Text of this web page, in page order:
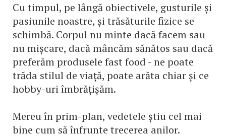
Cu timpul, pe lângă obiectivele, gusturile și
pasiunile noastre, și trăsăturile fizice se
schimbă. Corpul nu minte dacă facem sau
nu mișcare, dacă mâncăm sănătos sau dacă
preferăm produsele fast food - ne poate
trăda stilul de viață, poate arăta chiar și ce
hobby-uri îmbrățișăm.
Mereu în prim-plan, vedetele știu cel mai
bine cum să înfrunte trecerea anilor.